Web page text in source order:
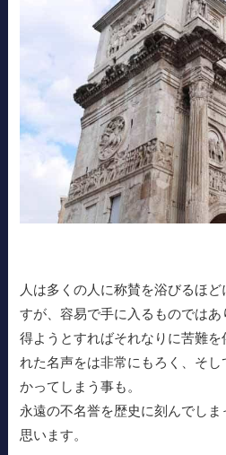
人は多くの人に称賛を浴びるほ
すが、容易で手に入るものではあ
得ようとすればそれなりに苦難を
れた名声をは非常にもろく、そ
かってしまう事も。
永遠の不名誉を歴史に刻んでし
思います。